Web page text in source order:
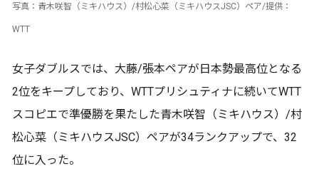
写真：青木咲智（ミキハウス）/村松心菜（ミキハウスJSC）ペア/提供：
WTT
女子ダブルスでは、大藤/張本ペアが日本勢最高位となる
2位をキープしており、WTTプリシュティナに続いてWTT
スコピエで準優勝を果たした青木咲智（ミキハウス）/村
松心菜（ミキハウスJSC）ペアが34ランクアップで、32
位に入った。